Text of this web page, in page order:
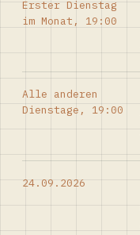
Erster Dienstag
im Monat, 19:00
Alle anderen
Dienstage, 19:00
24.09.2026